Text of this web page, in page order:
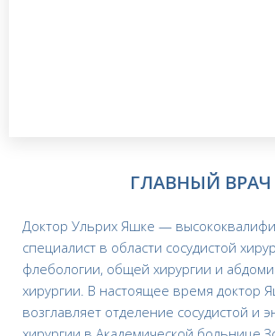
ГЛАВНЫЙ ВРАЧ
Доктор Ульрих Яшке —
специалист в области сосудистой
флебологии, общей хирургии и
хирургии. В настоящее время доктор
возглавляет отделение сосудистой и